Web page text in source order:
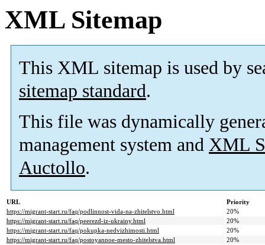
XML Sitemap
This XML sitemap is used by
sitemap standard.
This file was dynamically
management system and XML
Auctollo.
URL
Priority
https://migrant-start.ru/faq/podlinnost-vida-na-zhitelstvo.html
20%
https://migrant-start.ru/faq/peerezd-iz-ukrainy.html
20%
https://migrant-start.ru/faq/pokupka-nedvizhimosti.html
20%
https://migrant-start.ru/faq/postoyannoe-mesto-zhitelstva.html
20%